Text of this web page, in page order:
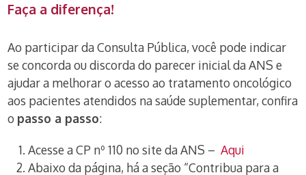
Faça a diferença!
Ao participar da Consulta Pública, você pode indicar
se concorda ou discorda do parecer inicial da ANS e
ajudar a melhorar o acesso ao tratamento oncológico
aos pacientes atendidos na saúde suplementar, confira
o passo a passo:
Acesse a CP nº 110 no site da ANS – Aqui
Abaixo da página, há a seção “Contribua para a